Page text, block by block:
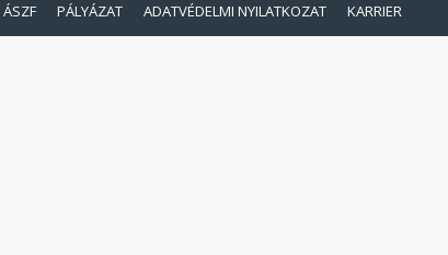
ÁSZF
PÁLYÁZAT ADATVÉDELMI NYILATKOZAT KARRIER